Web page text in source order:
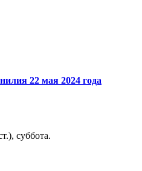
22 мая 2024 года
суббота.